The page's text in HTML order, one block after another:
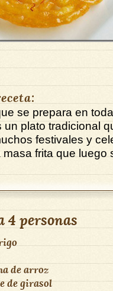
se prepara en
un plato tradicional
festivales y
frita que luego
4 personas
de arroz
de girasol